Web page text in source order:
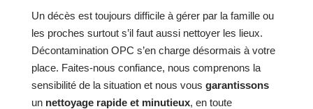
Un décès est toujours difficile à gérer par la famille ou
les proches surtout s’il faut aussi nettoyer les lieux.
Décontamination OPC s’en charge désormais à votre
place. Faites-nous confiance, nous comprenons la
sensibilité de la situation et nous vous garantissons
un nettoyage rapide et minutieux, en toute